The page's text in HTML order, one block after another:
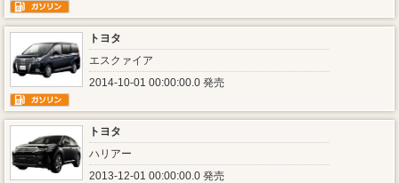
トヨタ
エスクァイア
2014-10-01 00:00:00.0 発売
トヨタ
ハリアー
2013-12-01 00:00:00.0 発売